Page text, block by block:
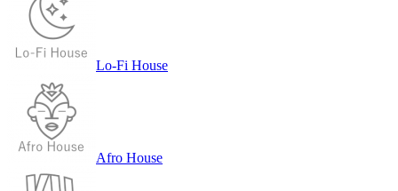
Lo-Fi House
Afro House